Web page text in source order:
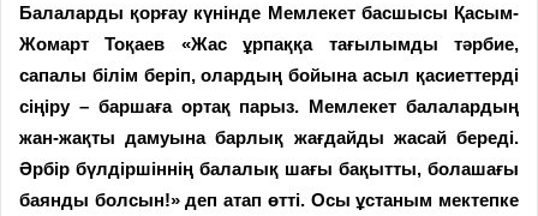
Балаларды қорғау күнінде Мемлекет басшысы Қасым-
Жомарт Тоқаев «Жас ұрпаққа тағылымды тәрбие,
сапалы білім беріп, олардың бойына асыл қасиеттерді
сіңіру – баршаға ортақ парыз. Мемлекет балалардың
жан-жақты дамуына барлық жағдайды жасай береді.
Әрбір бүлдіршіннің балалық шағы бақытты, болашағы
баянды болсын!» деп атап өтті. Осы ұстаным мектепке